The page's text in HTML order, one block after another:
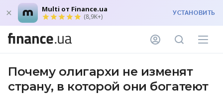
Multi от Finance.ua
(8,9K+) УСТАНОВИТЬ
Почему олигархи не изменят
страну, в которой они богатеют